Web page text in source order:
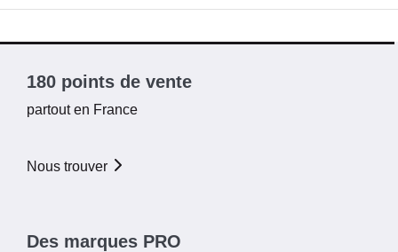
180 points de vente
partout en France
Nous trouver
Des marques PRO